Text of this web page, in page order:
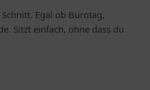
Egal ob Bürotag,
Sitzt einfach, ohne dass du